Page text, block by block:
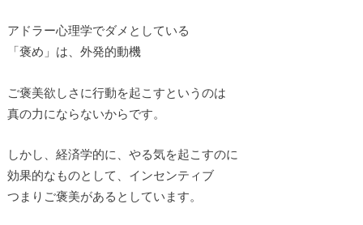
アドラー心理学でダメとしている
「褒め」は、外発的動機
ご褒美欲しさに行動を起こすというのは
真の力にならないからです。
しかし、経済学的に、やる気を起こすのに
効果的なものとして、インセンティブ
つまりご褒美があるとしています。